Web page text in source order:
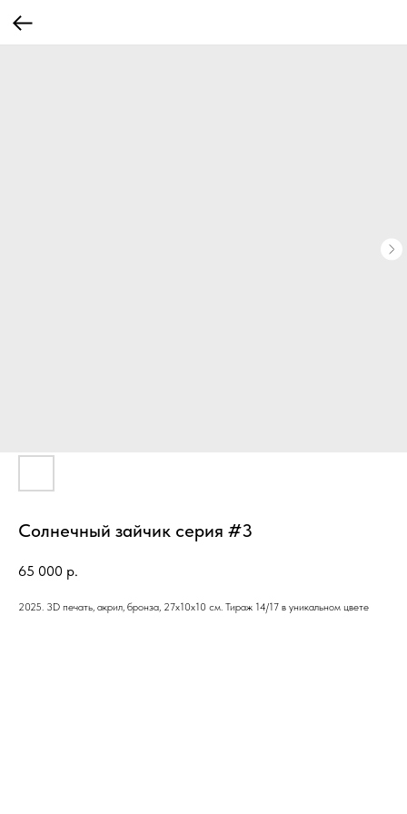
Солнечный зайчик серия #3
65 000 р.
2025. 3D печать, акрил, бронза, 27х10х10 см. Тираж 14/17 в уникальном цвете